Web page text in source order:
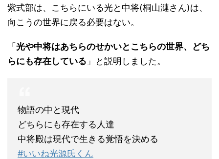
紫式部は、こちらにいる光と中将(桐山漣さん)は、
向こうの世界に戻る必要はない。
「 光や中将はあちらのせかいとこちらの世界、どち
らにも存在している 」と説明しました。
物語の中と現代
どちらにも存在する人達
中将殿は現代で生きる覚悟を決める
#いいね光源氏くん